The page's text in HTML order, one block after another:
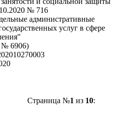
№ 716
административные
услуг в сфере
№ 6906)
Страница №1 из 10: